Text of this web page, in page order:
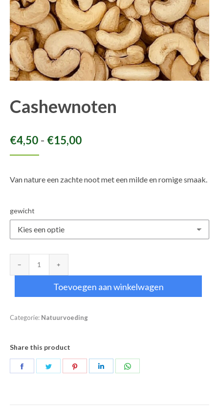
Cashewnoten
€4,50 - €15,00Prijsklasse:
Van nature een zachte noot met een milde en romige smaak.
gewicht
Cashewnoten
aantal
Toevoegen aan winkelwagen
Categorie: Natuurvoeding
Share this product